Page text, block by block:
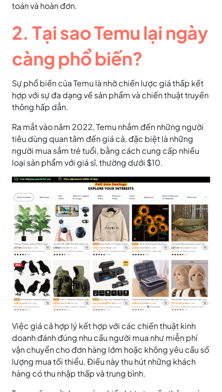
toán và hoàn đơn.
2. Tại sao Temu lại ngày
càng phổ biến?
Sự phổ biến của Temu là nhờ chiến lược giá thấp kết
hợp với sự đa dạng về sản phẩm và chiến thuật truyền
thông hấp dẫn.
Ra mắt vào năm 2022, Temu nhắm đến những người
tiêu dùng quan tâm đến giá cả, đặc biệt là những
người mua sắm trẻ tuổi, bằng cách cung cấp nhiều
loại sản phẩm với giá sĩ, thường dưới $10.
Việc giá cả hợp lý kết hợp với các chiến thuật kinh
doanh đánh đúng nhu cầu người mua như miễn phí
vận chuyển cho đơn hàng lớm hoặc không yêu cầu số
lượng mua tối thiểu. Điều này thu hút những khách
hàng có thu nhập thấp và trung bình.